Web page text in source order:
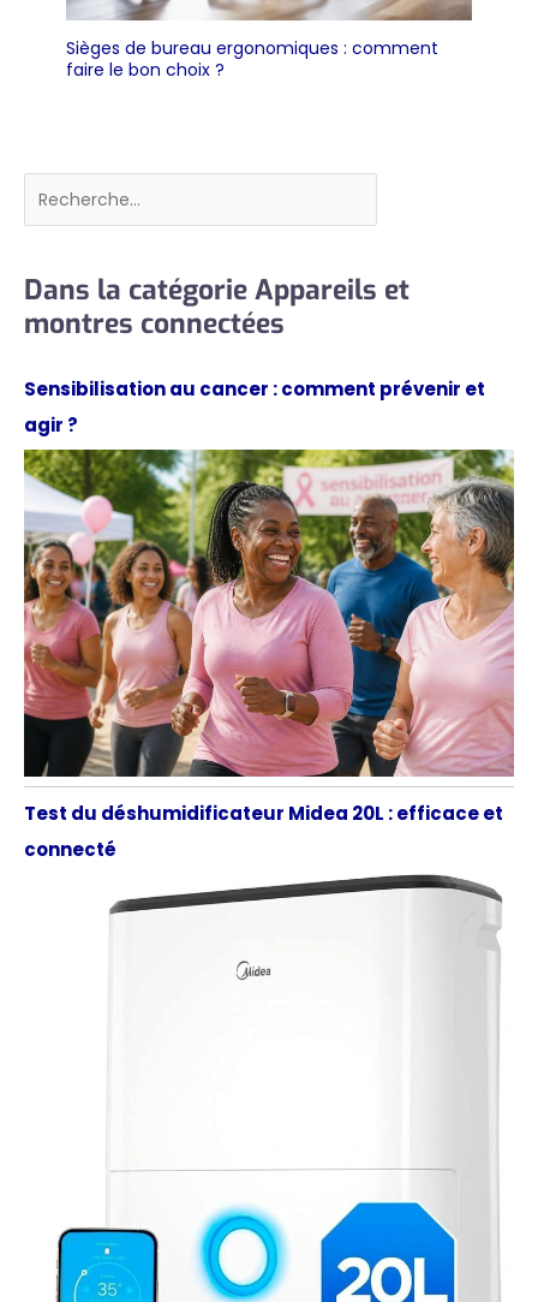
Sièges de bureau ergonomiques : comment
faire le bon choix ?
Rechercher
Dans la catégorie Appareils et
montres connectées
Sensibilisation au cancer : comment prévenir et
agir ?
Test du déshumidificateur Midea 20L : efficace et
connecté